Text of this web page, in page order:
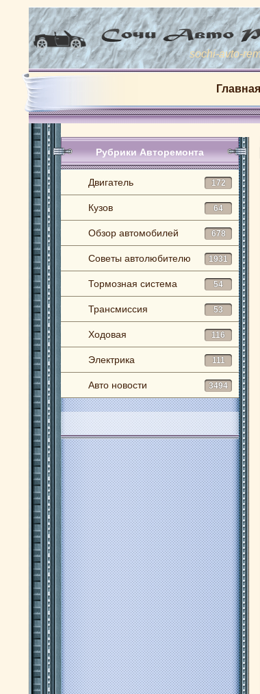
sochi-avto-
Главная
Рубрики Авторемонта
Двигатель 172
Кузов 64
Обзор автомобилей 678
Советы автолюбителю 1931
Тормозная система 54
Трансмиссия 53
Ходовая 116
Электрика 111
Авто новости 3494